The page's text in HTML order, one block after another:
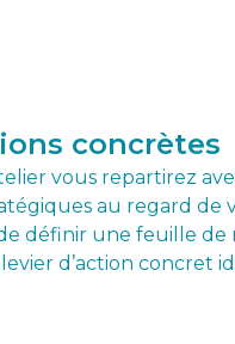
concrètes
vous repartirez
au regard de
définir une feuille de
d’action concret